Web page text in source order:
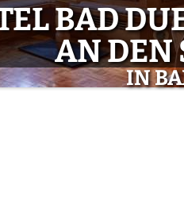
BAD
AN DEN
IN